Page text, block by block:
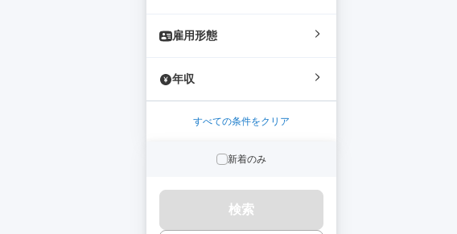
雇用形態
年収
すべての条件をクリア
新着のみ
検索